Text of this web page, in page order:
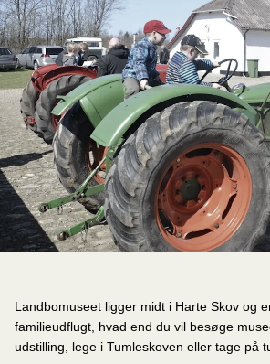
Landbomuseet ligger midt i Harte Skov og
familieudflugt, hvad end du vil besøge
udstilling, lege i Tumleskoven eller tage på